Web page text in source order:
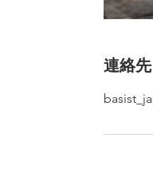
連絡先